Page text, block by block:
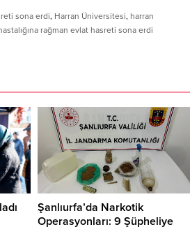
sona erdi, Harran Üniversitesi, harran
rağman evlat hasreti sona erdi
Şanlıurfa’da Narkotik
Operasyonları: 9 Şüpheliye